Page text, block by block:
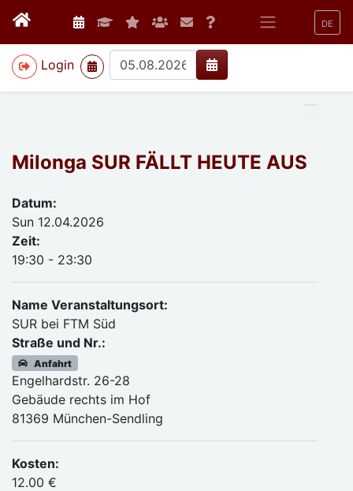
DE
Login
>
Milonga SUR FÄLLT HEUTE AUS
Datum:
Sun 12.04.2026
Zeit:
19:30 - 23:30
Name Veranstaltungsort:
SUR bei FTM Süd
Straße und Nr.:
Anfahrt
Engelhardstr. 26-28
Gebäude rechts im Hof
81369 München-Sendling
Kosten:
12.00 €